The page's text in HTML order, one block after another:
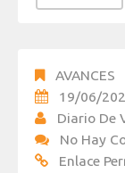
AVANCES
19/06/
Diario De
No Hay
Enlace